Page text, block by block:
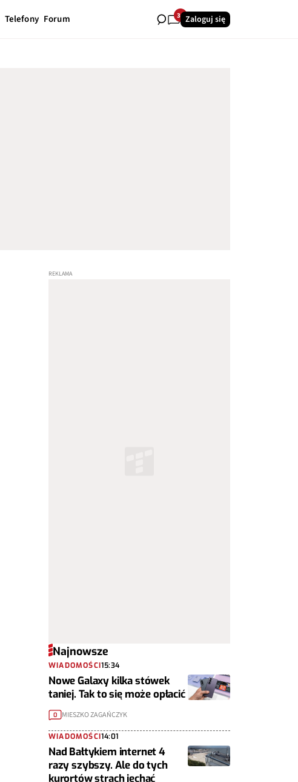
Telefony Forum 34Zaloguj się
Najnowsze
WIADOMOŚCI15:34
Nowe Galaxy kilka stówek
taniej. Tak to się może opłacić
0 MIESZKO ZAGAŃCZYK
WIADOMOŚCI14:01
Nad Bałtykiem internet 4
razy szybszy. Ale do tych
kurortów strach jechać